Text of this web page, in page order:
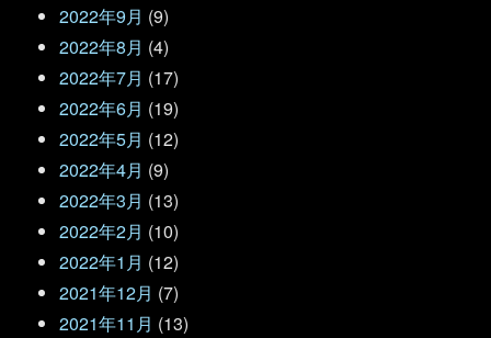
2022年9月 (9)
2022年8月 (4)
2022年7月 (17)
2022年6月 (19)
2022年5月 (12)
2022年4月 (9)
2022年3月 (13)
2022年2月 (10)
2022年1月 (12)
2021年12月 (7)
2021年11月 (13)